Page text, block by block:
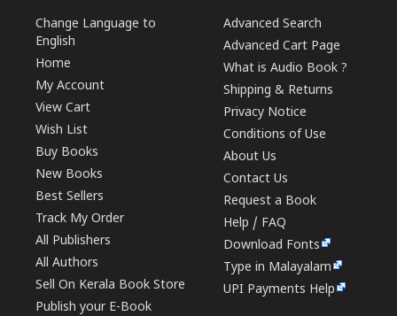
Change Language to
English
Home
My Account
View Cart
Wish List
Buy Books
New Books
Best Sellers
Track My Order
All Publishers
All Authors
Sell On Kerala Book Store
Publish your E-Book
Advanced Search
Advanced Cart Page
What is Audio Book ?
Shipping & Returns
Privacy Notice
Conditions of Use
About Us
Contact Us
Request a Book
Help / FAQ
Download Fonts
Type in Malayalam
UPI Payments Help